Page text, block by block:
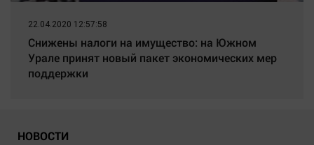
22.04.2020 12:57:58
Снижены налоги на имущество: на Южном
Урале принят новый пакет экономических мер
поддержки
НОВОСТИ